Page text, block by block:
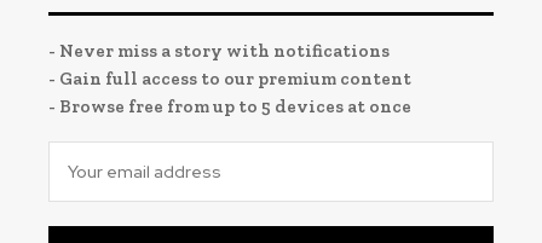
- Never miss a story with notifications
- Gain full access to our premium content
- Browse free from up to 5 devices at once